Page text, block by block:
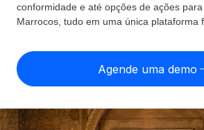
Employer of Record
entidades
globalmente
Explorador de países
Encontra apoio para emprego global
Comparar a Remote
Veja como nos comparamos com os
TORNE-SE NOSSO PARCEIRO
English
Nederlands Início de sessão
conformidade e até opções de ações
Marrocos, tudo em uma única plataforma
Agende uma demo